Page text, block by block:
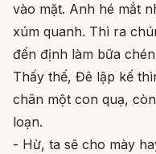
vào mặt. Anh hé mắt
xúm quanh. Thì ra
đến định làm bữa
Thấy thế, Đê lập kế
chân một con quạ,
loạn.
- Hừ, ta sẽ cho mày